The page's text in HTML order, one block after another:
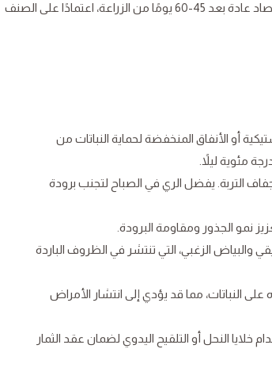
المحمية، يمكن تمديد فترة الزراعة لتشمل الفترة من أغسطس إلى مارس. يتم الحصاد عادة بعد 45-60 يومًا من الزراعة، اعتمادًا على الصنف
أو الأنفاق المنخفضة لحماية النباتات من
التربة. يفضل الري في الصباح لتجنب برودة
نمو الجذور ومقاومة البرودة.
الزغبي، التي تنتشر في الظروف الباردة
النباتات، مما قد يؤدي إلى انتشار الأمراض
خلايا النحل أو التلقيح اليدوي لضمان عقد الثمار